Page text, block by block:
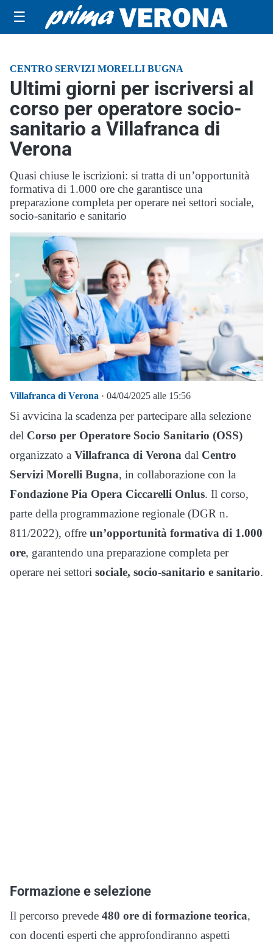
☰
CENTRO SERVIZI MORELLI BUGNA
Ultimi giorni per iscriversi al
corso per operatore socio-
sanitario a Villafranca di
Verona
Quasi chiuse le iscrizioni: si tratta di un’opportunità
formativa di 1.000 ore che garantisce una
preparazione completa per operare nei settori sociale,
socio-sanitario e sanitario
Villafranca di Verona · 04/04/2025 alle 15:56
Si avvicina la scadenza per partecipare alla selezione
del Corso per Operatore Socio Sanitario (OSS)
organizzato a Villafranca di Verona dal Centro
Servizi Morelli Bugna, in collaborazione con la
Fondazione Pia Opera Ciccarelli Onlus. Il corso,
parte della programmazione regionale (DGR n.
811/2022), offre un’opportunità formativa di 1.000
ore, garantendo una preparazione completa per
operare nei settori sociale, socio-sanitario e sanitario.
Formazione e selezione
Il percorso prevede 480 ore di formazione teorica,
con docenti esperti che approfondiranno aspetti